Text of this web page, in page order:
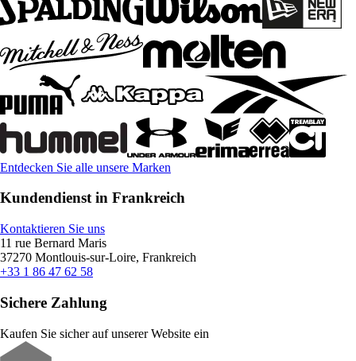
Entdecken Sie alle unsere Marken
Kundendienst in Frankreich
Kontaktieren Sie uns
11 rue Bernard Maris
37270 Montlouis-sur-Loire, Frankreich
+33 1 86 47 62 58
Sichere Zahlung
Kaufen Sie sicher auf unserer Website ein